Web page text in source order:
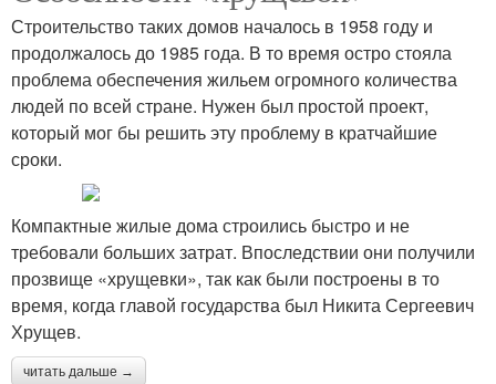
Строительство таких домов началось в 1958 году и
продолжалось до 1985 года. В то время остро стояла
проблема обеспечения жильем огромного количества
людей по всей стране. Нужен был простой проект,
который мог бы решить эту проблему в кратчайшие
сроки.
Компактные жилые дома строились быстро и не
требовали больших затрат. Впоследствии они получили
прозвище «хрущевки», так как были построены в то
время, когда главой государства был Никита Сергеевич
Хрущев.
читать дальше →